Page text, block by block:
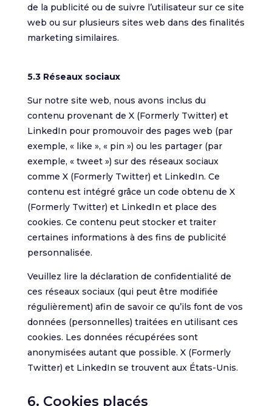
de la publicité ou de suivre l’utilisateur sur ce site
web ou sur plusieurs sites web dans des finalités
marketing similaires.
5.3 Réseaux sociaux
Sur notre site web, nous avons inclus du
contenu provenant de X (Formerly Twitter) et
LinkedIn pour promouvoir des pages web (par
exemple, « like », « pin ») ou les partager (par
exemple, « tweet ») sur des réseaux sociaux
comme X (Formerly Twitter) et LinkedIn. Ce
contenu est intégré grâce un code obtenu de X
(Formerly Twitter) et LinkedIn et place des
cookies. Ce contenu peut stocker et traiter
certaines informations à des fins de publicité
personnalisée.
Veuillez lire la déclaration de confidentialité de
ces réseaux sociaux (qui peut être modifiée
régulièrement) afin de savoir ce qu’ils font de vos
données (personnelles) traitées en utilisant ces
cookies. Les données récupérées sont
anonymisées autant que possible. X (Formerly
Twitter) et LinkedIn se trouvent aux États-Unis.
6. Cookies placés